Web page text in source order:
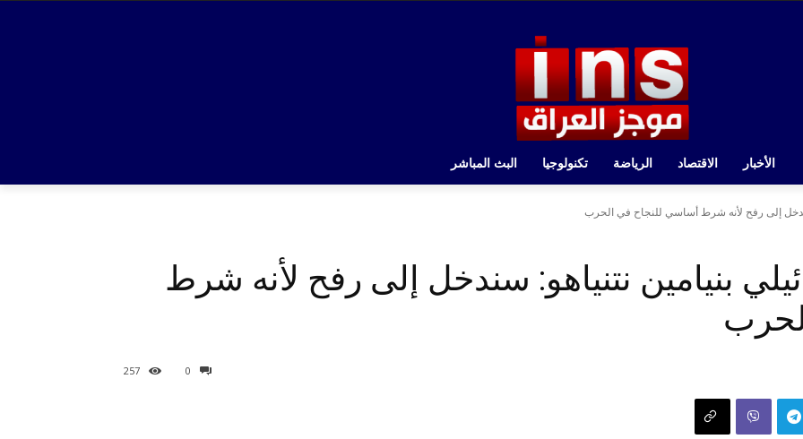
الأخبار الاقتصاد الرياضة تكنولوجيا البث المباشر
سندخل إلى رفح لأنه شرط أساسي للنجاح في الحرب
بنيامين نتنياهو: سندخل إلى رفح لأنه شرط
0
257